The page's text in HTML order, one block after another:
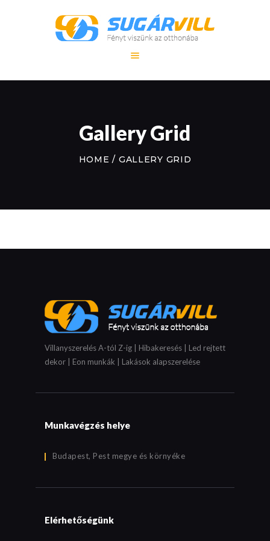
Gallery Grid
HOME GALLERY GRID
FŐOLDAL
MUNKÁINK
Villanyszerelés A-tól Z-ig | Hibakeresés | Led rejtett
dekor | Eon munkák | Lakások alapszerelése
Munkavégzés helye
Budapest, Pest megye és környéke
Elérhetőségünk